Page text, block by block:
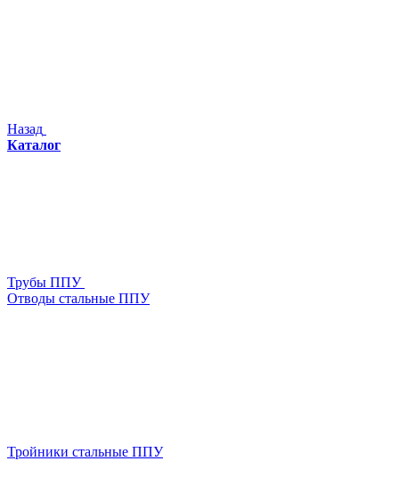
Назад
Каталог
Трубы ППУ
Отводы стальные ППУ
Тройники стальные ППУ